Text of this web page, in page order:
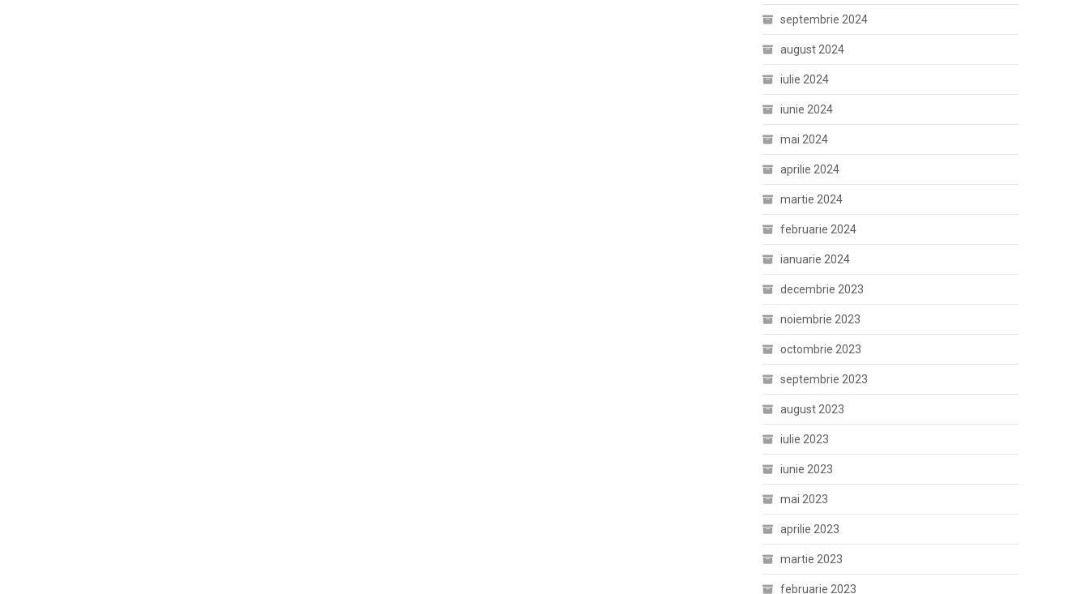
septembrie 2024
august 2024
iulie 2024
iunie 2024
mai 2024
aprilie 2024
martie 2024
februarie 2024
ianuarie 2024
decembrie 2023
noiembrie 2023
octombrie 2023
septembrie 2023
august 2023
iulie 2023
iunie 2023
mai 2023
aprilie 2023
martie 2023
februarie 2023